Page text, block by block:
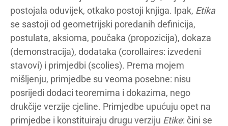
postojala oduvijek, otkako postoji knjiga. Ipak, Etika
se sastoji od geometrijski poredanih definicija,
postulata, aksioma, poučaka (propozicija), dokaza
(demonstracija), dodataka (corollaires: izvedeni
stavovi) i primjedbi (scolies). Prema mojem
mišljenju, primjedbe su veoma posebne: nisu
posrijedi dodaci teoremima i dokazima, nego
drukčije verzije cjeline. Primjedbe upućuju opet na
primjedbe i konstituiraju drugu verziju Etike: čini se